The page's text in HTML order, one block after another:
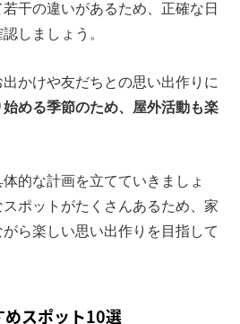
干の違いがあるため、正確な日
しましょう。
かけや友だちとの思い出作りに
始める季節のため、屋外活動も楽
的な計画を立てていきましょ
ポットがたくさんあるため、家
ら楽しい思い出作りを目指して
めスポット10選